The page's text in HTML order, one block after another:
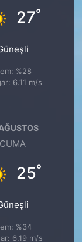
27°
%28
6.11 m/s
CUMA
25°
%34
6.19 m/s